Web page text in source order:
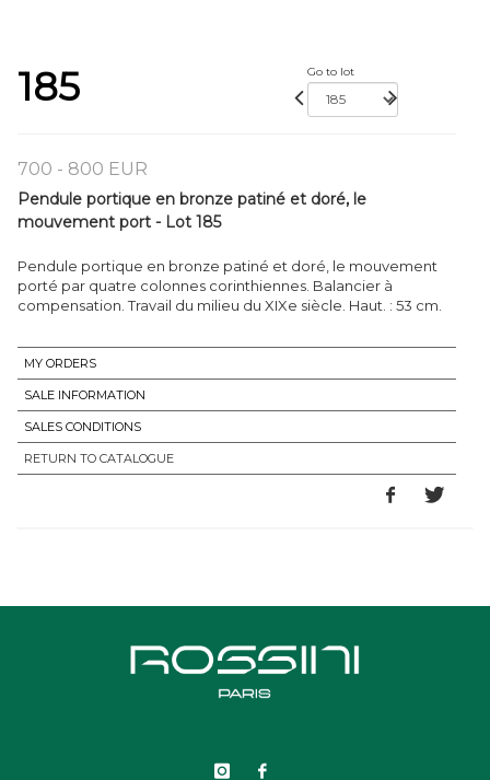
185 Go to lot
700 - 800 EUR
Pendule portique en bronze patiné et doré, le
mouvement port - Lot 185
Pendule portique en bronze patiné et doré, le mouvement
porté par quatre colonnes corinthiennes. Balancier à
compensation. Travail du milieu du XIXe siècle. Haut. : 53 cm.
MY ORDERS
SALE INFORMATION
SALES CONDITIONS
RETURN TO CATALOGUE